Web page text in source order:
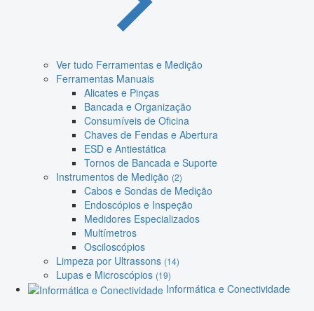
Ver tudo Ferramentas e Medição
Ferramentas Manuais
Alicates e Pinças
Bancada e Organização
Consumíveis de Oficina
Chaves de Fendas e Abertura
ESD e Antiestática
Tornos de Bancada e Suporte
Instrumentos de Medição (2)
Cabos e Sondas de Medição
Endoscópios e Inspeção
Medidores Especializados
Multímetros
Osciloscópios
Limpeza por Ultrassons (14)
Lupas e Microscópios (19)
Informática e Conectividade